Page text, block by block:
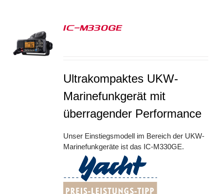
IC-M330GE
Ultrakompaktes UKW-
Marinefunkgerät mit
überragender Performance
Unser Einstiegsmodell im Bereich der UKW-
Marinefunkgeräte ist das IC-M330GE.